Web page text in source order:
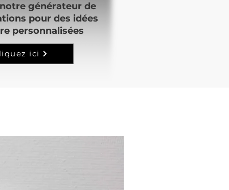
générateur de
pour des idées
personnalisées
ici